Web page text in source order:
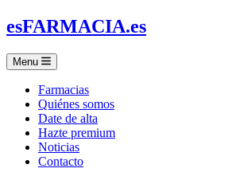
esFARMACIA.es
Menu
Farmacias
Quiénes somos
Date de alta
Hazte premium
Noticias
Contacto